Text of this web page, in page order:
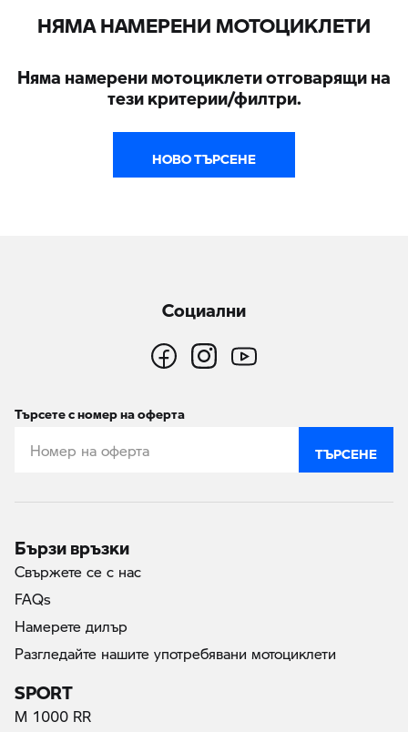
НЯМА НАМЕРЕНИ МОТОЦИКЛЕТИ
Няма намерени мотоциклети отговарящи на
тези критерии/филтри.
НОВО ТЪРСЕНЕ
Социални
Търсете с номер на оферта
ТЪРСЕНЕ
Бързи връзки
Свържете се с нас
FAQs
Намерете дилър
Разгледайте нашите употребявани мотоциклети
SPORT
M 1000 RR